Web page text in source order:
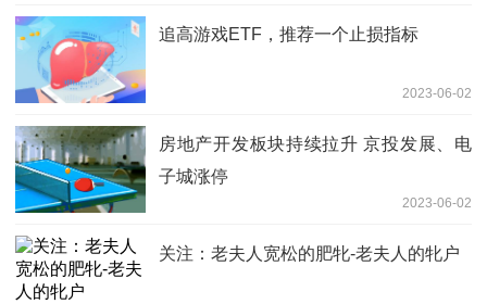
追高游戏ETF，推荐一个止损指标
2023-06-02
房地产开发板块持续拉升 京投发展、电
子城涨停
2023-06-02
关注：老夫人宽松的肥牝-老夫人的牝户